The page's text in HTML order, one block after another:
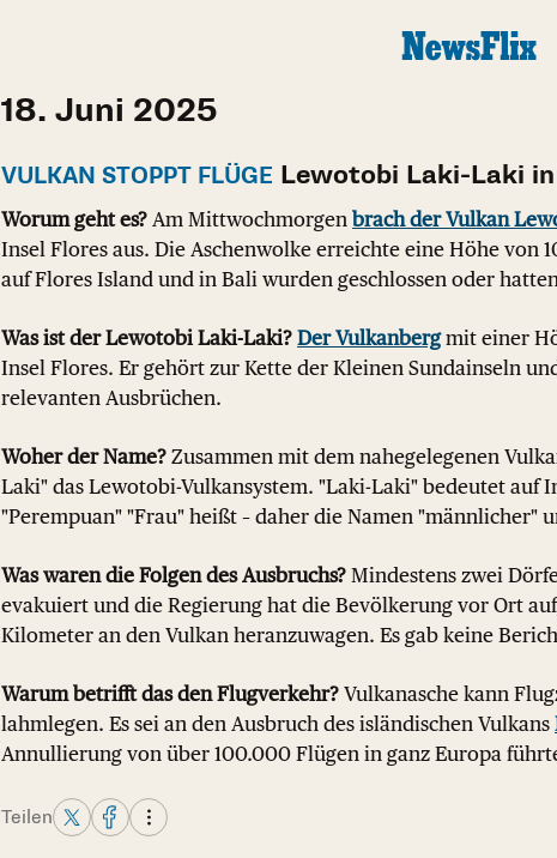
18. Juni 2025
VULKAN STOPPT FLÜGE Lewotobi Laki-Laki
Worum geht es? Am Mittwochmorgen brach der Vulkan
Insel Flores aus. Die Aschenwolke erreichte eine Höhe von
auf Flores Island und in Bali wurden geschlossen oder
Was ist der Lewotobi Laki-Laki? Der Vulkanbergmit einer
Insel Flores. Er gehört zur Kette der Kleinen Sundainseln
relevanten Ausbrüchen.
Woher der Name? Zusammen mit dem nahegelegenen
Laki" das Lewotobi-Vulkansystem. "Laki-Laki" bedeutet auf
"Perempuan" "Frau" heißt – daher die Namen "männlicher"
Was waren die Folgen des Ausbruchs? Mindestens zwei
evakuiert und die Regierung hat die Bevölkerung vor Ort
Kilometer an den Vulkan heranzuwagen. Es gab keine
Warum betrifft das den Flugverkehr? Vulkanasche kann
lahmlegen. Es sei an den Ausbruch des isländischen Vulkans
Annullierung von über 100.000 Flügen in ganz Europa
Teilen